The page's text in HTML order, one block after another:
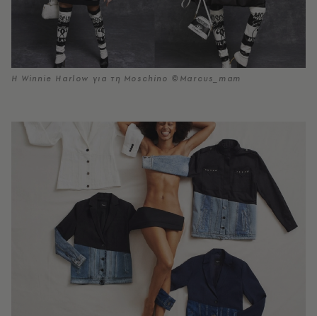
Η Winnie Harlow για τη Moschino ©Marcus_mam